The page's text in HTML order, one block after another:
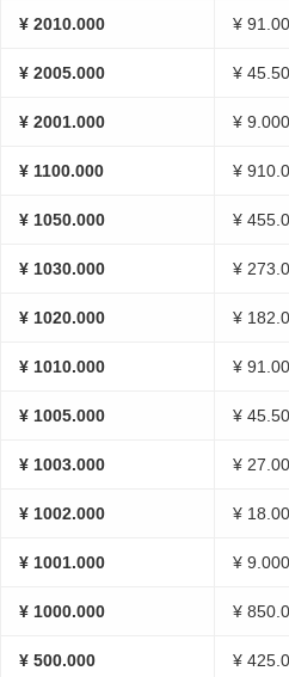
¥ 2010.000 ¥
¥ 2005.000 ¥
¥ 2001.000 ¥ 9.000
¥ 1100.000 ¥
¥ 1050.000 ¥
¥ 1030.000 ¥
¥ 1020.000 ¥
¥ 1010.000 ¥
¥ 1005.000 ¥
¥ 1003.000 ¥
¥ 1002.000 ¥
¥ 1001.000 ¥ 9.000
¥ 1000.000 ¥
¥ 500.000 ¥